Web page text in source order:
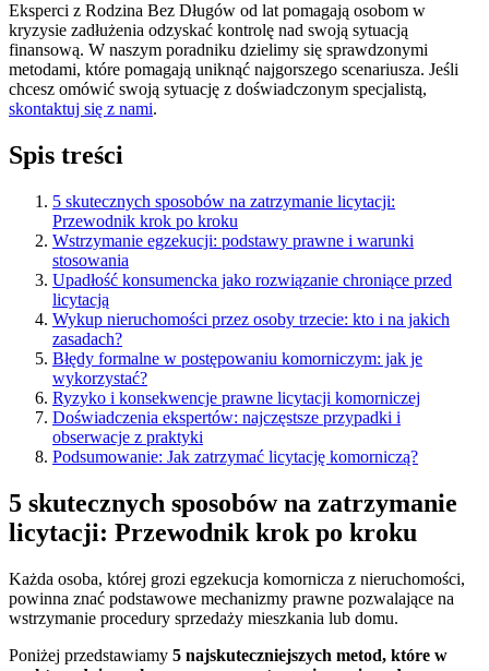
Eksperci z Rodzina Bez Długów od lat pomagają osobom w
kryzysie zadłużenia odzyskać kontrolę nad swoją sytuacją
finansową. W naszym poradniku dzielimy się sprawdzonymi
metodami, które pomagają uniknąć najgorszego scenariusza. Jeśli
chcesz omówić swoją sytuację z doświadczonym specjalistą,
skontaktuj się z nami.
Spis treści
5 skutecznych sposobów na zatrzymanie licytacji:
Przewodnik krok po kroku
Wstrzymanie egzekucji: podstawy prawne i warunki
stosowania
Upadłość konsumencka jako rozwiązanie chroniące przed
licytacją
Wykup nieruchomości przez osoby trzecie: kto i na jakich
zasadach?
Błędy formalne w postępowaniu komorniczym: jak je
wykorzystać?
Ryzyko i konsekwencje prawne licytacji komorniczej
Doświadczenia ekspertów: najczęstsze przypadki i
obserwacje z praktyki
Podsumowanie: Jak zatrzymać licytację komorniczą?
5 skutecznych sposobów na zatrzymanie
licytacji: Przewodnik krok po kroku
Każda osoba, której grozi egzekucja komornicza z nieruchomości,
powinna znać podstawowe mechanizmy prawne pozwalające na
wstrzymanie procedury sprzedaży mieszkania lub domu.
Poniżej przedstawiamy 5 najskuteczniejszych metod, które w